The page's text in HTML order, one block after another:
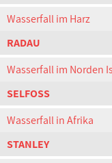
Wasserfall im Harz
RADAU
Wasserfall im Norden
SELFOSS
Wasserfall in Afrika
STANLEY